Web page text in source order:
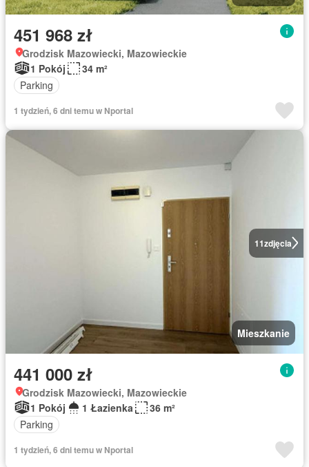
451 968 zł
Grodzisk Mazowiecki, Mazowieckie
1 Pokój
34 m²
Parking
1 tydzień, 6 dni temu w Nportal
11zdjęcia
Mieszkanie
441 000 zł
Grodzisk Mazowiecki, Mazowieckie
1 Pokój
1 Łazienka
36 m²
Parking
1 tydzień, 6 dni temu w Nportal